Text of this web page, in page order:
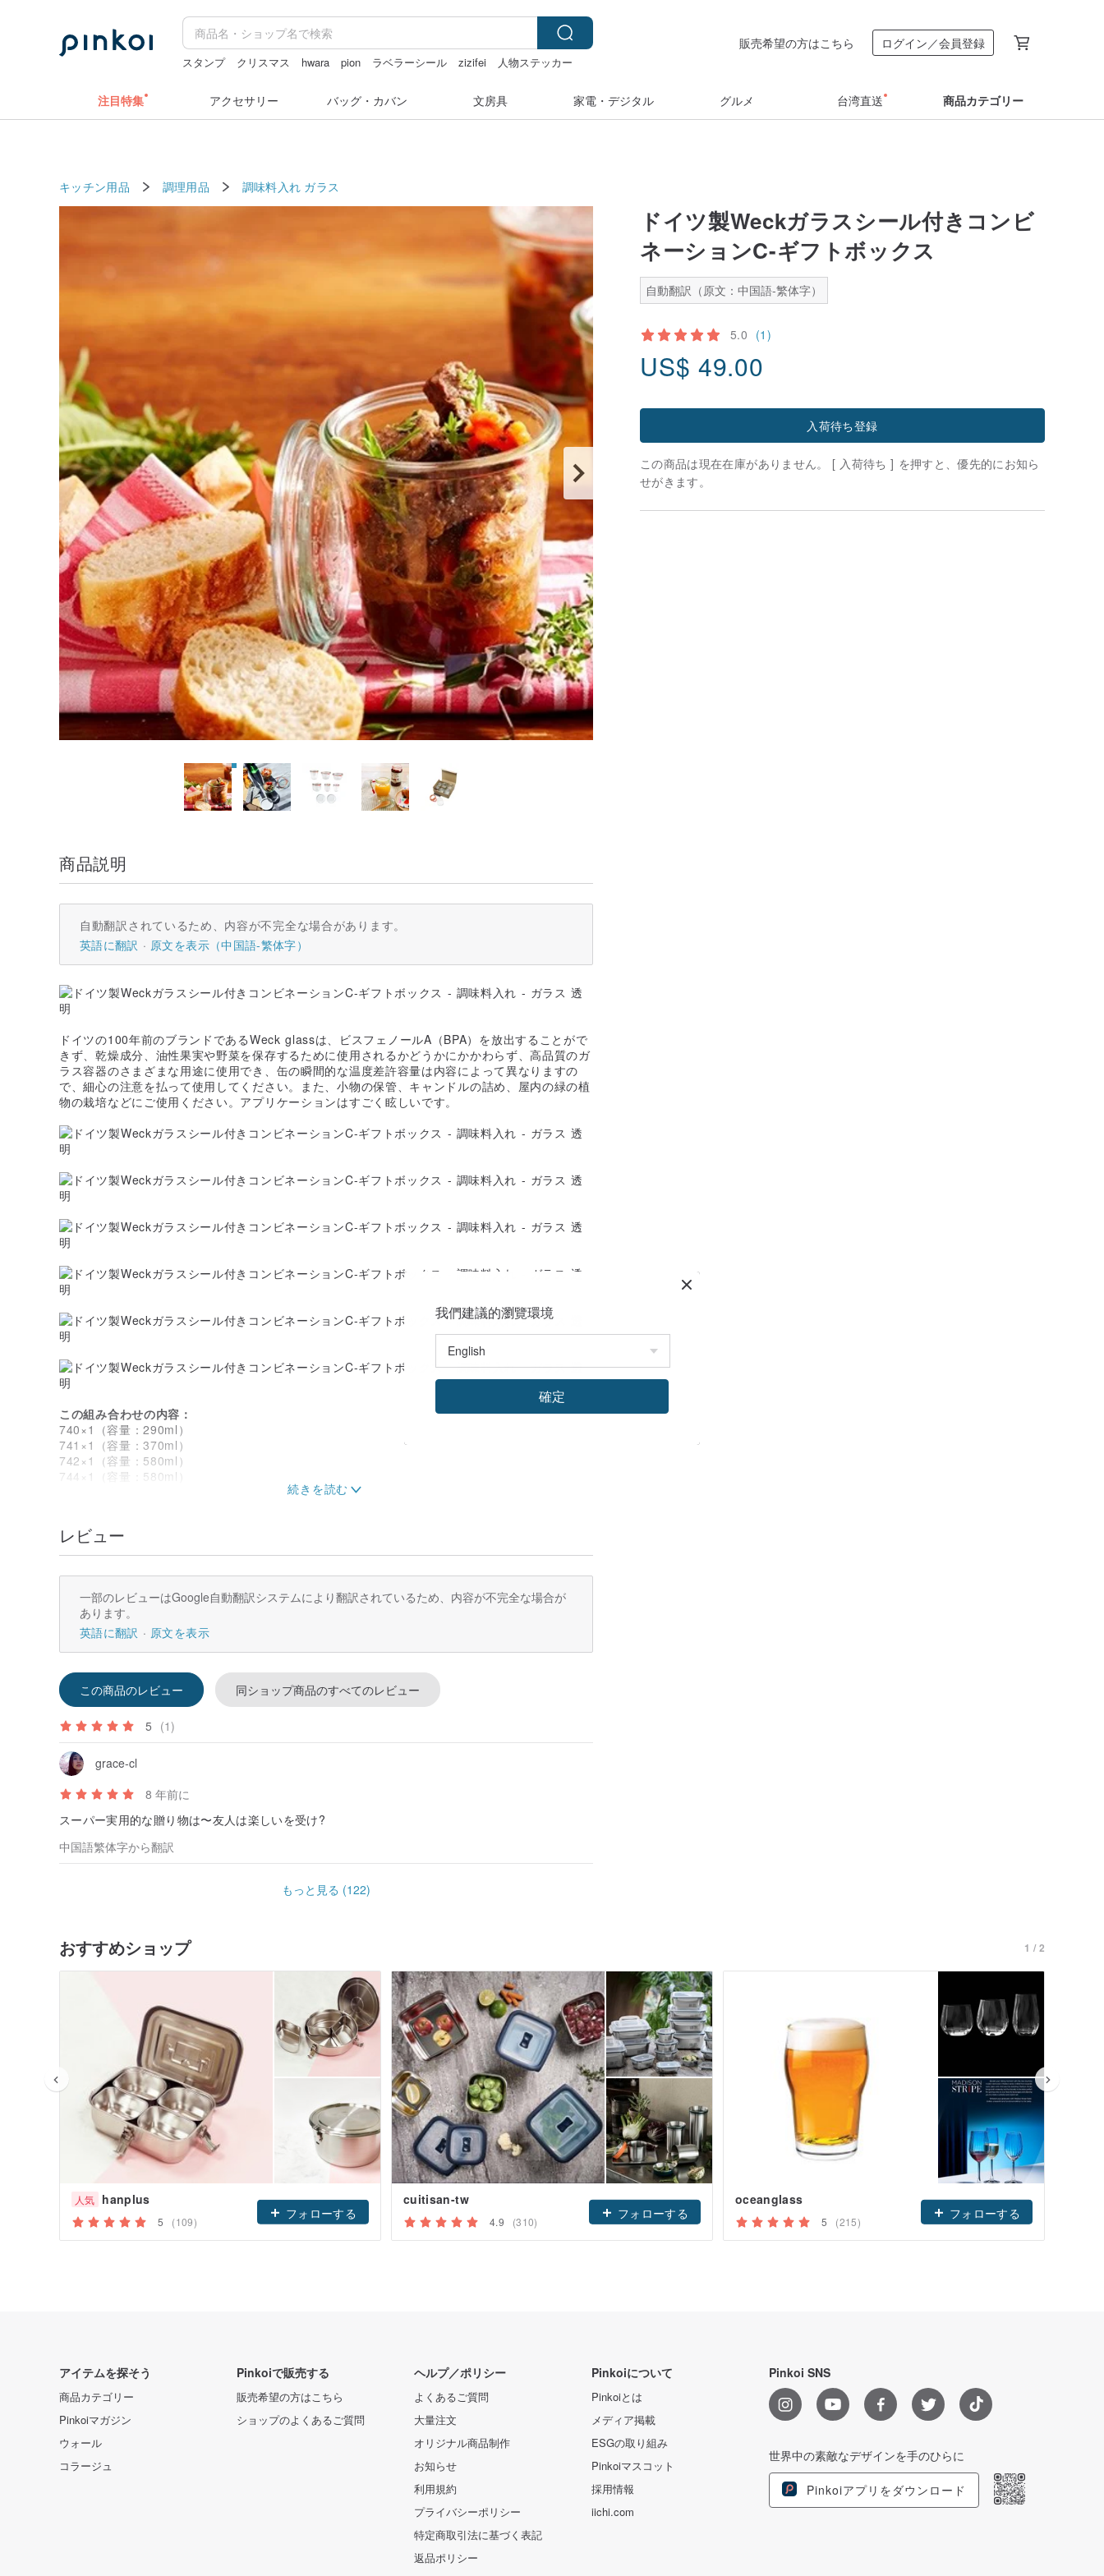
スタンプ クリスマス hwara pion ラベラーシール zizifei
人物ステッカー
販売希望の方はこちら ログイン／会員登録
注目特集 アクセサリー バッグ・カバン 文房具 家電・デジタル グルメ 台湾直送 商品カテゴリー
キッチン用品 調理用品 調味料入れ ガラス
ドイツ製Weckガラスシール付きコンビ
ネーションC-ギフトボックス
自動翻訳（原文：中国語-繁体字）
5.0 (1)
US$ 49.00
入荷待ち登録
この商品は現在在庫がありません。 [ 入荷待ち ] を押すと、優先的にお知ら
せがきます。
商品説明
自動翻訳されているため、内容が不完全な場合があります。
英語に翻訳
原文を表示（中国語-繁体字）
ドイツの100年前のブランドであるWeck glassは、ビスフェノールA（BPA）を放出することがで
きず、乾燥成分、油性果実や野菜を保存するために使用されるかどうかにかかわらず、高品質のガ
ラス容器のさまざまな用途に使用でき、缶の瞬間的な温度差許容量は内容によって異なりますの
で、細心の注意を払って使用してください。また、小物の保管、キャンドルの詰め、屋内の緑の植
物の栽培などにご使用ください。アプリケーションはすごく眩しいです。
この組み合わせの内容：
740×1（容量：290ml）
741×1（容量：370ml）
742×1（容量：580ml）
744×1（容量：580ml）
ステンレススチールシーリングクリップ：12
白いプラスチックカバー：L×2
製造場所：ドイツ（ガラス瓶、ステンレスクランプ）、スリランカ（ゴム）
外箱サイズ：W305×D248×H119mm
特別な指示を使用する
・Weck glass jarはビスフェノールAを放出しないため、安心してご使用頂けますのでご注意くだ
・耐熱温度は-18℃〜220℃、空き缶の瞬時温度差許容値は80℃ですので、内容によって異なりま
すのでご注意ください。
・冷蔵庫から取り出したら、ボトルが室温に戻ってから沸騰水に注ぐまで数分間放置してくださ
・直火やガスコンロの上に直接置かないでください。
・冷蔵庫に入れる前に、ボトルと内容物を完全に冷却する必要があります。
・缶本体を沸騰水から取り出した場合は、まず太いタオルを入れて温度差が大きくなりすぎないよ
うにしてください。
レビュー
一部のレビューはGoogle自動翻訳システムにより翻訳されているため、内容が不完全な場合が
あります。
英語に翻訳
原文を表示
この商品のレビュー 同ショップ商品のすべてのレビュー
5 (1)
grace-cl
8 年前に
スーパー実用的な贈り物は〜友人は楽しいを受け?
中国語繁体字から翻訳
もっと見る (122)
おすすめショップ 1 / 2
人気 hanplus
5 (109)
フォローする
cuitisan-tw
4.9 (310)
フォローする
oceanglass
5 (215)
フォローする
アイテムを探そう
商品カテゴリー
Pinkoiマガジン
ウォール
コラージュ
Pinkoiで販売する
販売希望の方はこちら
ショップのよくあるご質問
ヘルプ／ポリシー
よくあるご質問
大量注文
オリジナル商品制作
お知らせ
利用規約
プライバシーポリシー
特定商取引法に基づく表記
返品ポリシー
Pinkoiについて
Pinkoiとは
メディア掲載
ESGの取り組み
Pinkoiマスコット
採用情報
iichi.com
Pinkoi SNS
世界中の素敵なデザインを手のひらに
Pinkoiアプリをダウンロード
我們建議的瀏覽環境
確定